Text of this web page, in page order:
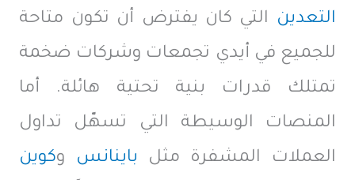
التعدين التي كان يفترض أن تكون متاحة
للجميع في أيدي تجمعات وشركات ضخمة
تمتلك قدرات بنية تحتية هائلة. أما
المنصات الوسيطة التي تسهّل تداول
العملات المشفرة مثل باينانس وكوين